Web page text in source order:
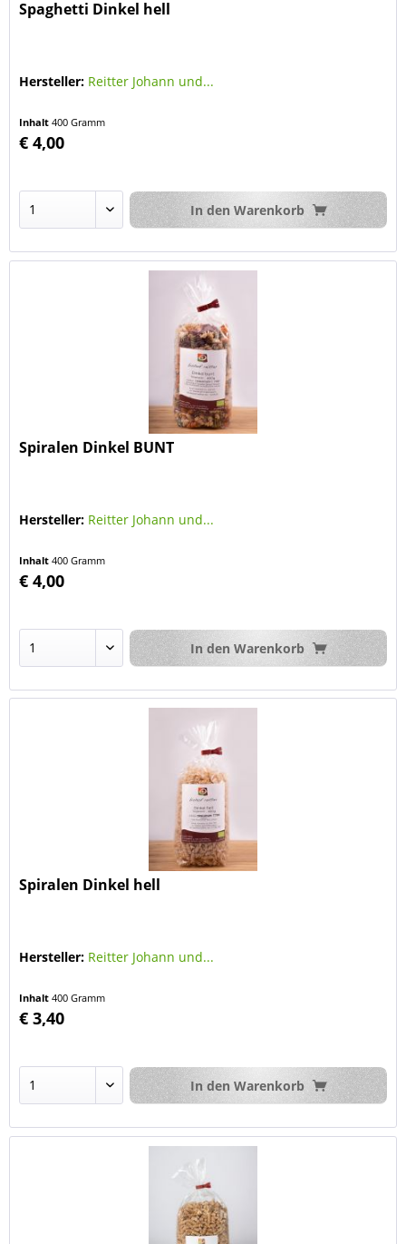
Spaghetti Dinkel hell
Hersteller: Reitter Johann und...
Inhalt400 Gramm
€ 4,00
In den Warenkorb
Spiralen Dinkel BUNT
Hersteller: Reitter Johann und...
Inhalt400 Gramm
€ 4,00
In den Warenkorb
Spiralen Dinkel hell
Hersteller: Reitter Johann und...
Inhalt400 Gramm
€ 3,40
In den Warenkorb